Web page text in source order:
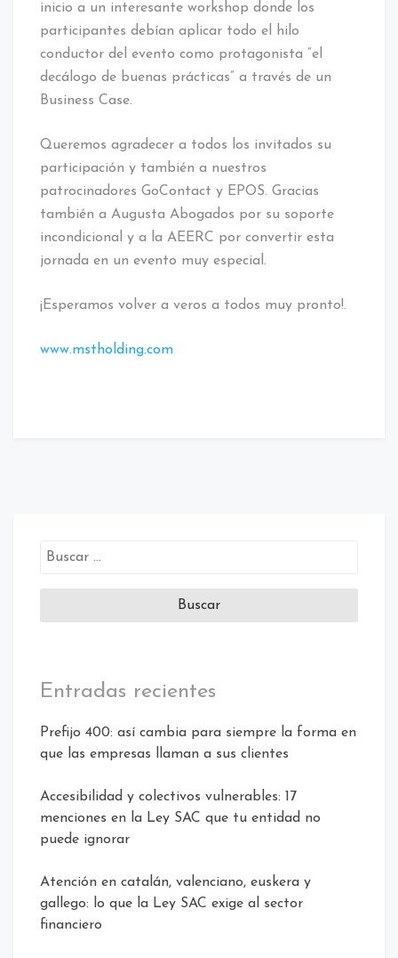
inicio a un interesante workshop donde los
participantes debían aplicar todo el hilo
conductor del evento como protagonista “el
decálogo de buenas prácticas” a través de un
Business Case.
Queremos agradecer a todos los invitados su
participación y también a nuestros
patrocinadores GoContact y EPOS. Gracias
también a Augusta Abogados por su soporte
incondicional y a la AEERC por convertir esta
jornada en un evento muy especial.
¡Esperamos volver a veros a todos muy pronto!.
www.mstholding.com
Entradas recientes
Prefijo 400: así cambia para siempre la forma en
que las empresas llaman a sus clientes
Accesibilidad y colectivos vulnerables: 17
menciones en la Ley SAC que tu entidad no
puede ignorar
Atención en catalán, valenciano, euskera y
gallego: lo que la Ley SAC exige al sector
financiero